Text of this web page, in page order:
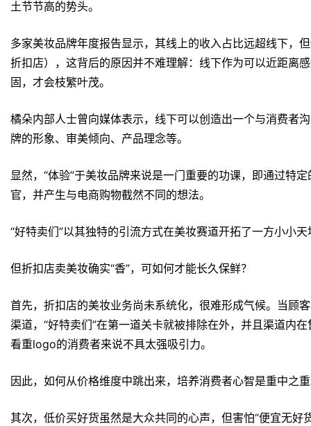
土节节高的势头。
多家美妆品牌年度报告显示，其线上的收入占比远超线下，
折扣店），这背后的原因并不难理解：线下作为可以近距离
固，才会枝繁叶茂。
橘朵内部人士曾向媒体表示，线下可以创造出一个与消费者
牌的形象、审美倾向、产品理念等。
显然，“体验”于美妆品牌来说是一门重要的功课，即通过特
官，并产生与电商购物截然不同的想法。
“好特卖们”以其独特的引流方式在美妆赛道开拓了一方小小
但折扣店卖美妆确实“香”，可如何才能长久保鲜？
首先，折扣店的美妆业务尚未系统化，很难形成气候。当顾
渠道，“好特卖们”在第一道关卡就被排除在外，并且渠道内
看重logo的消费者来说不具太强吸引力。
因此，如何从价格维度中跳出来，培养消费者心智是重中之
其次，低价买好货虽然是大众共同的心声，但害怕“便宜无好